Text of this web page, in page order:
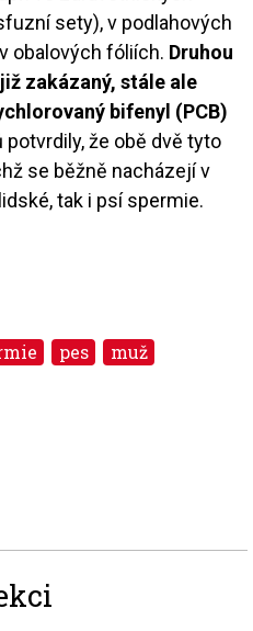
sety), v podlahových
obalových fóliích. Druhou
zakázaný, stále ale
bifenyl (PCB)
že obě dvě tyto
se běžně nacházejí v
tak i psí spermie.
pes muž